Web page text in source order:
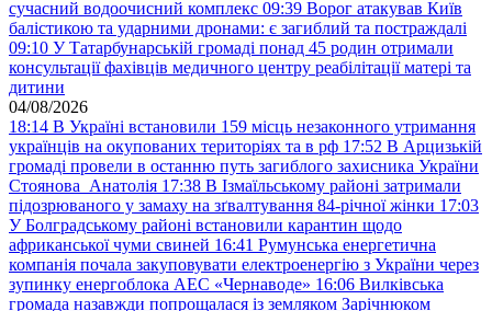
сучасний водоочисний комплекс 09:39 Ворог атакував Київ
балістикою та ударними дронами: є загиблий та постраждалі
09:10 У Татарбунарській громаді понад 45 родин отримали
консультації фахівців медичного центру реабілітації матері та
дитини
04/08/2026
18:14 В Україні встановили 159 місць незаконного утримання
українців на окупованих територіях та в рф 17:52 В Арцизькій
громаді провели в останню путь загиблого захисника України
Стоянова Анатолія 17:38 В Ізмаїльському районі затримали
підозрюваного у замаху на зґвалтування 84-річної жінки 17:03
У Болградському районі встановили карантин щодо
африканської чуми свиней 16:41 Румунська енергетична
компанія почала закуповувати електроенергію з України через
зупинку енергоблока АЕС «Чернаводе» 16:06 Вилківська
громада назавжди попрощалася із земляком Зарічнюком